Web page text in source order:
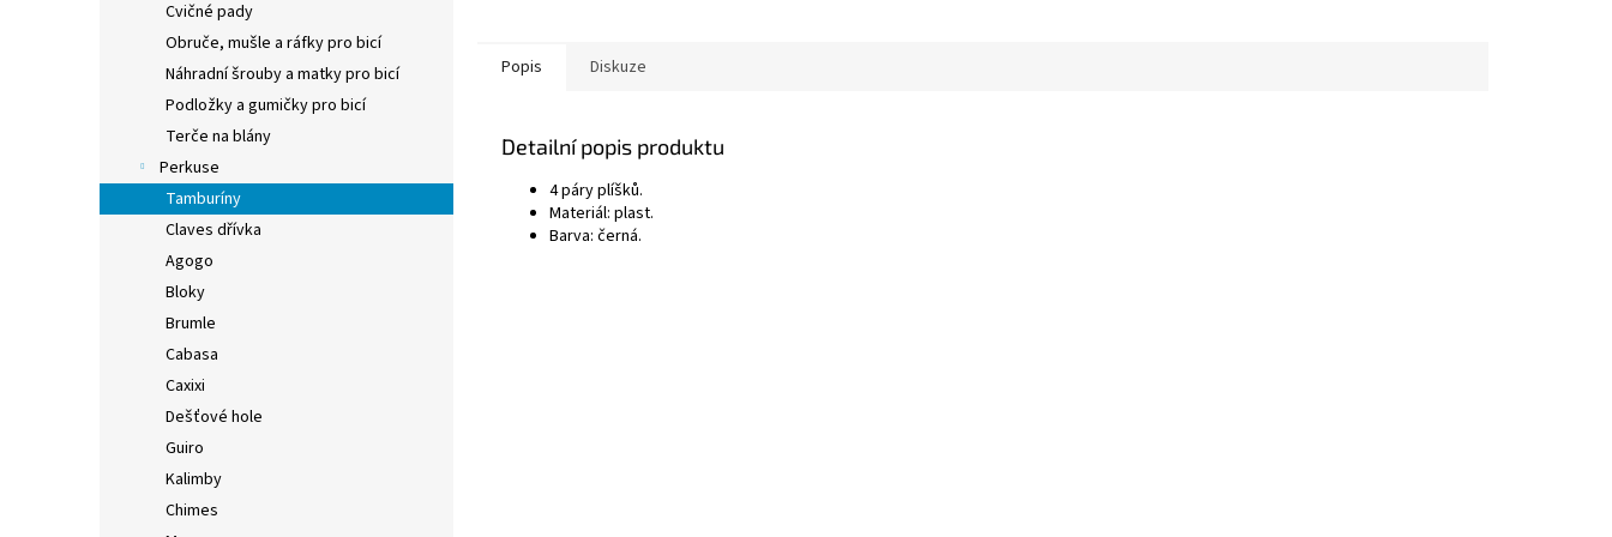
Cvičné pady
Obruče, mušle a ráfky pro bicí
Náhradní šrouby a matky pro bicí
Podložky a gumičky pro bicí
Terče na blány
Perkuse
Tamburíny
Claves dřívka
Agogo
Bloky
Brumle
Cabasa
Caxixi
Dešťové hole
Guiro
Kalimby
Chimes
Popis Diskuze
Detailní popis produktu
4 páry plíšků.
Materiál: plast.
Barva: černá.